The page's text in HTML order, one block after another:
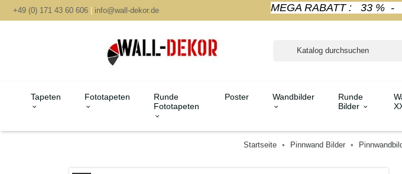
+49 (0) 171 43 60 606 | info@wall-dekor.de MEGA RABATT : 33 % -
Tapeten Fototapeten
Runde
Fototapeten
Poster Wandbilder
Runde
Bilder
Startseite Pinnwand Bilder